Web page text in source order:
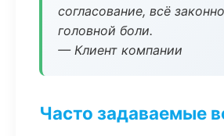
согласование, всё
головной боли.
— Клиент компании
Часто задаваемые